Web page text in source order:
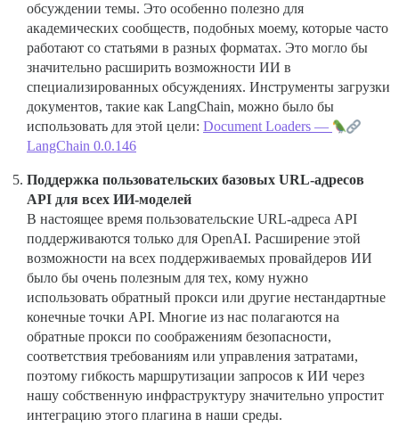
обсуждении темы. Это особенно полезно для
академических сообществ, подобных моему, которые часто
работают со статьями в разных форматах. Это могло бы
значительно расширить возможности ИИ в
специализированных обсуждениях. Инструменты загрузки
документов, такие как LangChain, можно было бы
использовать для этой цели: Document Loaders —
LangChain 0.0.146
Поддержка пользовательских базовых URL-адресов
API для всех ИИ-моделей
В настоящее время пользовательские URL-адреса API
поддерживаются только для OpenAI. Расширение этой
возможности на всех поддерживаемых провайдеров ИИ
было бы очень полезным для тех, кому нужно
использовать обратный прокси или другие нестандартные
конечные точки API. Многие из нас полагаются на
обратные прокси по соображениям безопасности,
соответствия требованиям или управления затратами,
поэтому гибкость маршрутизации запросов к ИИ через
нашу собственную инфраструктуру значительно упростит
интеграцию этого плагина в наши среды.